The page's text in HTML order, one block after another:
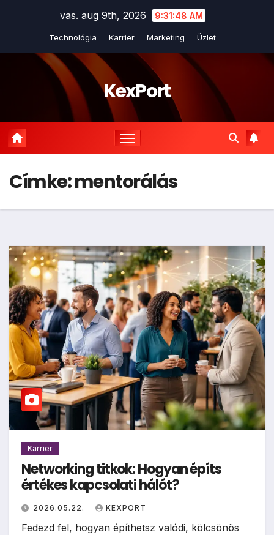
vas. aug 9th, 2026 9:31:48 AM
Technológia Karrier Marketing Üzlet
KexPort
Címke:mentorálás
Karrier
Networking titkok: Hogyan építs
értékes kapcsolati hálót?
2026.05.22. KEXPORT
Fedezd fel, hogyan építhetsz valódi, kölcsönös